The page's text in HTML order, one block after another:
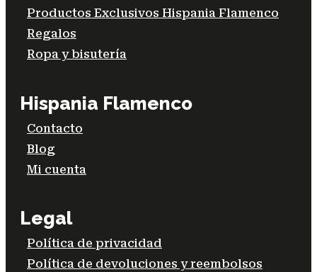
Productos Exclusivos Hispania Flamenco
Regalos
Ropa y bisutería
Hispania Flamenco
Contacto
Blog
Mi cuenta
Legal
Política de privacidad
Política de devoluciones y reembolsos